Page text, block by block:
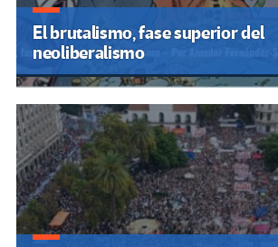
El brutalismo, fase superior del
neoliberalismo